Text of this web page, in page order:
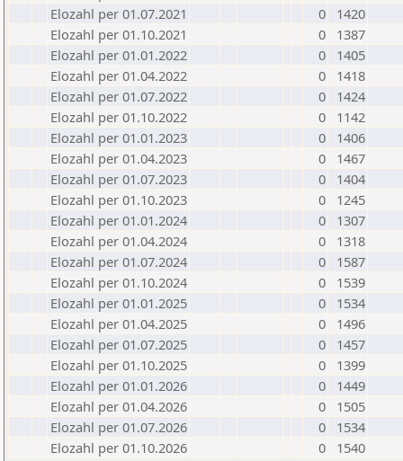
Elozahl per 01.07.2021
0
1420
Elozahl per 01.10.2021
0
1387
Elozahl per 01.01.2022
0
1405
Elozahl per 01.04.2022
0
1418
Elozahl per 01.07.2022
0
1424
Elozahl per 01.10.2022
0
1142
Elozahl per 01.01.2023
0
1406
Elozahl per 01.04.2023
0
1467
Elozahl per 01.07.2023
0
1404
Elozahl per 01.10.2023
0
1245
Elozahl per 01.01.2024
0
1307
Elozahl per 01.04.2024
0
1318
Elozahl per 01.07.2024
0
1587
Elozahl per 01.10.2024
0
1539
Elozahl per 01.01.2025
0
1534
Elozahl per 01.04.2025
0
1496
Elozahl per 01.07.2025
0
1457
Elozahl per 01.10.2025
0
1399
Elozahl per 01.01.2026
0
1449
Elozahl per 01.04.2026
0
1505
Elozahl per 01.07.2026
0
1534
Elozahl per 01.10.2026
0 1540